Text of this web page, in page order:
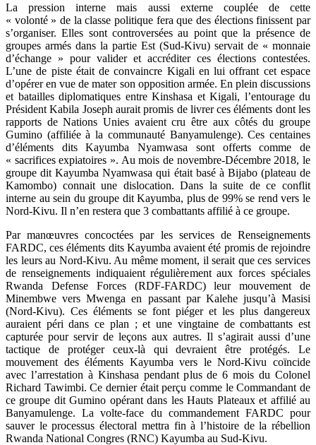
La pression interne mais aussi externe couplée de cette
« volonté » de la classe politique fera que des élections finissent par
s’organiser. Elles sont controversées au point que la présence de
groupes armés dans la partie Est (Sud-Kivu) servait de « monnaie
d’échange » pour valider et accréditer ces élections contestées.
L’une de piste était de convaincre Kigali en lui offrant cet espace
d’opérer en vue de mater son opposition armée. En plein discussions
et batailles diplomatiques entre Kinshasa et Kigali, l’entourage du
Président Kabila Joseph aurait promis de livrer ces éléments dont les
rapports de Nations Unies avaient cru être aux côtés du groupe
Gumino (affiliée à la communauté Banyamulenge). Ces centaines
d’éléments dits Kayumba Nyamwasa sont offerts comme de
« sacrifices expiatoires ». Au mois de novembre-Décembre 2018, le
groupe dit Kayumba Nyamwasa qui était basé à Bijabo (plateau de
Kamombo) connait une dislocation. Dans la suite de ce conflit
interne au sein du groupe dit Kayumba, plus de 99% se rend vers le
Nord-Kivu. Il n’en restera que 3 combattants affilié à ce groupe.
Par manœuvres concoctées par les services de Renseignements
FARDC, ces éléments dits Kayumba avaient été promis de rejoindre
les leurs au Nord-Kivu. Au même moment, il serait que ces services
de renseignements indiquaient régulièrement aux forces spéciales
Rwanda Defense Forces (RDF-FARDC) leur mouvement de
Minembwe vers Mwenga en passant par Kalehe jusqu’à Masisi
(Nord-Kivu). Ces éléments se font piéger et les plus dangereux
auraient péri dans ce plan ; et une vingtaine de combattants est
capturée pour servir de leçons aux autres. Il s’agirait aussi d’une
tactique de protéger ceux-là qui devraient être protégés. Le
mouvement des éléments Kayumba vers le Nord-Kivu coïncide
avec l’arrestation à Kinshasa pendant plus de 6 mois du Colonel
Richard Tawimbi. Ce dernier était perçu comme le Commandant de
ce groupe dit Gumino opérant dans les Hauts Plateaux et affilié au
Banyamulenge. La volte-face du commandement FARDC pour
sauver le processus électoral mettra fin à l’histoire de la rébellion
Rwanda National Congres (RNC) Kayumba au Sud-Kivu.